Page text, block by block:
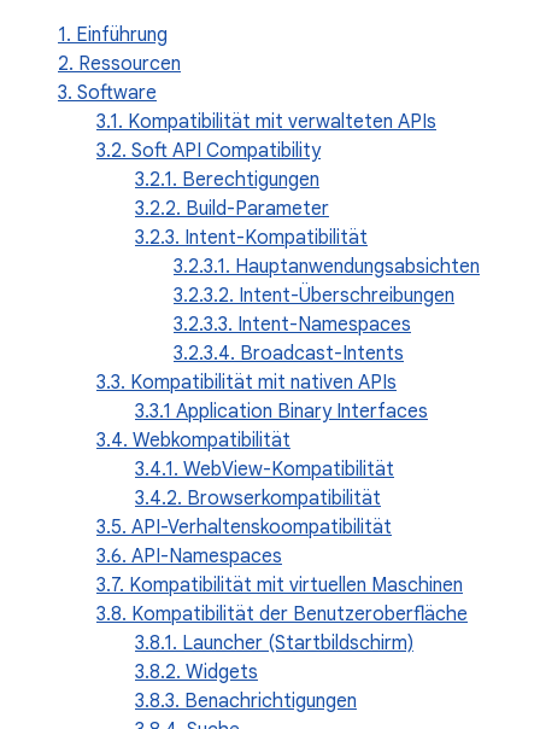
1. Einführung
2. Ressourcen
3. Software
3.1. Kompatibilität mit verwalteten APIs
3.2. Soft API Compatibility
3.2.1. Berechtigungen
3.2.2. Build-Parameter
3.2.3. Intent-Kompatibilität
3.2.3.1. Hauptanwendungsabsichten
3.2.3.2. Intent-Überschreibungen
3.2.3.3. Intent-Namespaces
3.2.3.4. Broadcast-Intents
3.3. Kompatibilität mit nativen APIs
3.3.1 Application Binary Interfaces
3.4. Webkompatibilität
3.4.1. WebView-Kompatibilität
3.4.2. Browserkompatibilität
3.5. API-Verhaltenskoompatibilität
3.6. API-Namespaces
3.7. Kompatibilität mit virtuellen Maschinen
3.8. Kompatibilität der Benutzeroberfläche
3.8.1. Launcher (Startbildschirm)
3.8.2. Widgets
3.8.3. Benachrichtigungen